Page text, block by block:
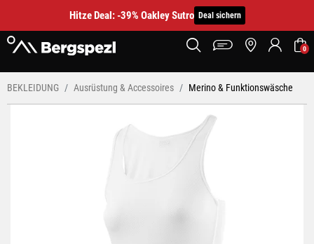
Hitze Deal: -39% Oakley Sutro Deal sichern
0
BEKLEIDUNG Ausrüstung & Accessoires Merino & Funktionswäsche